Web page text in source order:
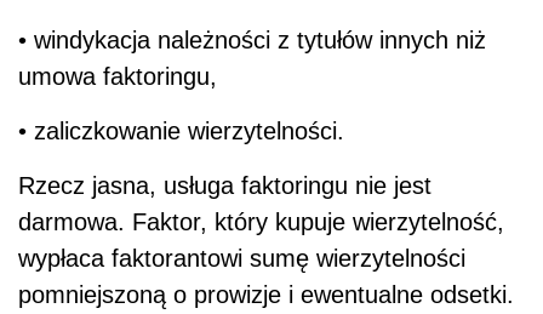
• windykacja należności z tytułów innych niż
umowa faktoringu,
• zaliczkowanie wierzytelności.
Rzecz jasna, usługa faktoringu nie jest
darmowa. Faktor, który kupuje wierzytelność,
wypłaca faktorantowi sumę wierzytelności
pomniejszoną o prowizje i ewentualne odsetki.